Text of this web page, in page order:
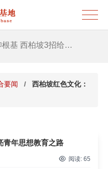
增效三大路径，揭…
根基 西柏坡3招给…
要闻
西柏坡红色文化：
青年思想教育之路
阅读: 65